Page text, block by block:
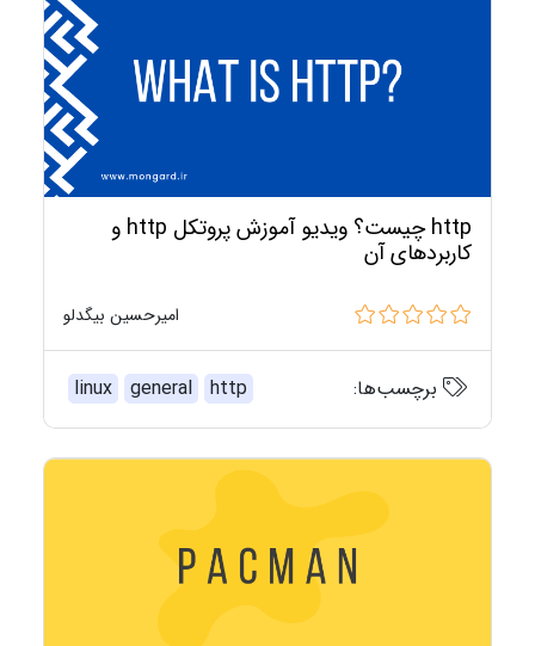
http چیست؟ ویدیو آموزش پروتکل http و
کاربردهای آن
امیرحسین بیگدلو
برچسب‌ها: linux general http